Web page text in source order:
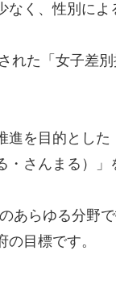
なく、性別によ
れた「女子差
進を目的とし
・さんまる）」
あらゆる分野
目標です。